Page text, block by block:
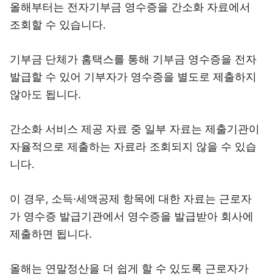
올해부터는 전자기부금 영수증을 간소화 자료에서
조회할 수 있습니다.
기부금 단체가 홈택스를 통해 기부금 영수증을 전자
발급할 수 있어 기부자가 영수증을 별도로 제출하지
않아도 됩니다.
간소화 서비스 제공 자료 중 일부 자료는 제출기관이
자율적으로 제출하는 자료라 조회되지 않을 수 있습
니다.
이 경우, 소득·세액공제 항목에 대한 자료는 근로자
가 영수증 발급기관에서 영수증을 발급받아 회사에
제출하면 됩니다.
올해는 연말정산을 더 쉽게 할 수 있도록 근로자가